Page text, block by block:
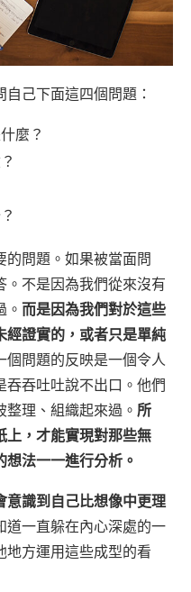
己下面這四個問題：
麼？
的問題。如果被當面問
。不是因為我們從來沒有
而是因為我們對於這些
經證實的，或者只是單純
個問題的反映是一個令人
吞吞吐吐說不出口。他們
理、組織起來過。 所
上，才能實現對那些無
法一一進行分析。
意識到自己比想像中更理
道一直躲在內心深處的一
地方運用這些成型的看